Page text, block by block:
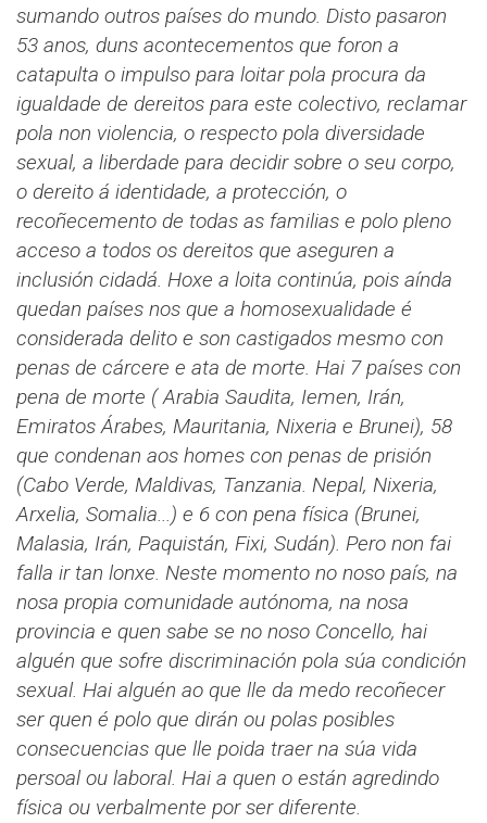
sumando outros países do mundo. Disto pasaron
53 anos, duns acontecementos que foron a
catapulta o impulso para loitar pola procura da
igualdade de dereitos para este colectivo, reclamar
pola non violencia, o respecto pola diversidade
sexual, a liberdade para decidir sobre o seu corpo,
o dereito á identidade, a protección, o
recoñecemento de todas as familias e polo pleno
acceso a todos os dereitos que aseguren a
inclusión cidadá. Hoxe a loita continúa, pois aínda
quedan países nos que a homosexualidade é
considerada delito e son castigados mesmo con
penas de cárcere e ata de morte. Hai 7 países con
pena de morte ( Arabia Saudita, Iemen, Irán,
Emiratos Árabes, Mauritania, Nixeria e Brunei), 58
que condenan aos homes con penas de prisión
(Cabo Verde, Maldivas, Tanzania. Nepal, Nixeria,
Arxelia, Somalia...) e 6 con pena física (Brunei,
Malasia, Irán, Paquistán, Fixi, Sudán). Pero non fai
falla ir tan lonxe. Neste momento no noso país, na
nosa propia comunidade autónoma, na nosa
provincia e quen sabe se no noso Concello, hai
alguén que sofre discriminación pola súa condición
sexual. Hai alguén ao que lle da medo recoñecer
ser quen é polo que dirán ou polas posibles
consecuencias que lle poida traer na súa vida
persoal ou laboral. Hai a quen o están agredindo
física ou verbalmente por ser diferente.